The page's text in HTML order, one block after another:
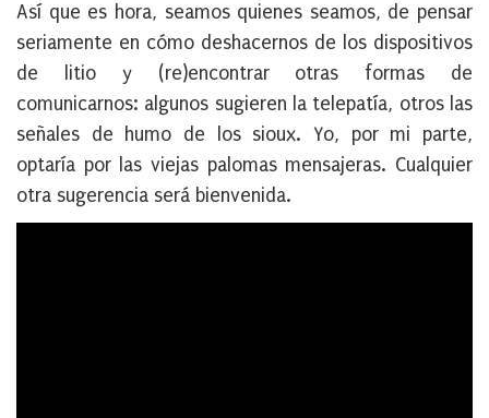
Así que es hora, seamos quienes seamos, de pensar
seriamente en cómo deshacernos de los dispositivos
de litio y (re)encontrar otras formas de
comunicarnos: algunos sugieren la telepatía, otros las
señales de humo de los sioux. Yo, por mi parte,
optaría por las viejas palomas mensajeras. Cualquier
otra sugerencia será bienvenida.